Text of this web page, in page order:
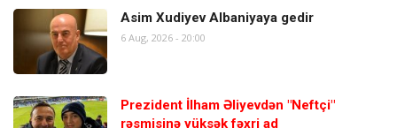
Asim Xudiyev Albaniyaya gedir
6 Aug, 2026 - 20:00
Prezident İlham Əliyevdən "Neftçi"
rəsmisinə yüksək fəxri ad